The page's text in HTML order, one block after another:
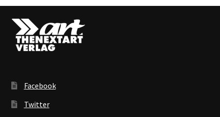
Facebook
Twitter